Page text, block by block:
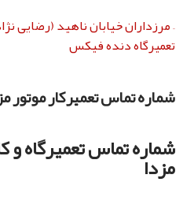
– مرزداران خیابان ناهید (رضایی
تعمیرگاه دنده فیکس
شماره تماس تعمیرکار موتور
شماره تماس تعمیرگاه و
مزدا